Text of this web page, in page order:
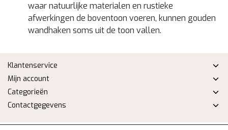
waar natuurlijke materialen en rustieke
afwerkingen de boventoon voeren, kunnen gouden
wandhaken soms uit de toon vallen.
Klantenservice
Mijn account
Categorieën
Contactgegevens